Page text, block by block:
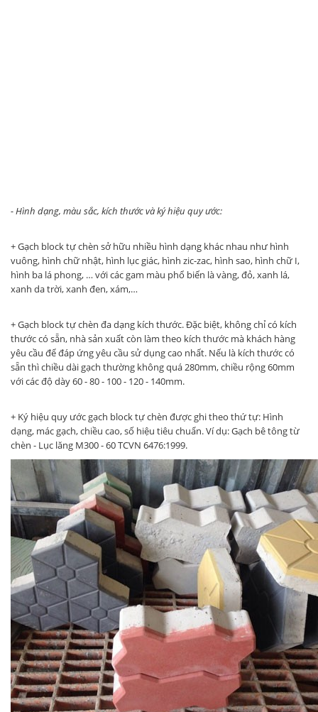
- Hình dạng, màu sắc, kích thước và ký hiệu quy ước:
+ Gạch block tự chèn sở hữu nhiều hình dạng khác nhau như hình
vuông, hình chữ nhật, hình lục giác, hình zic-zac, hình sao, hình chữ I,
hình ba lá phong, … với các gam màu phổ biến là vàng, đỏ, xanh lá,
xanh da trời, xanh đen, xám,…
+ Gạch block tự chèn đa dạng kích thước. Đặc biệt, không chỉ có kích
thước có sẵn, nhà sản xuất còn làm theo kích thước mà khách hàng
yêu cầu để đáp ứng yêu cầu sử dụng cao nhất. Nếu là kích thước có
sẵn thì chiều dài gạch thường không quá 280mm, chiều rộng 60mm
với các độ dày 60 - 80 - 100 - 120 - 140mm.
+ Ký hiệu quy ước gạch block tự chèn được ghi theo thứ tự: Hình
dạng, mác gạch, chiều cao, số hiệu tiêu chuẩn. Ví dụ: Gạch bê tông từ
chèn - Lục lăng M300 - 60 TCVN 6476:1999.